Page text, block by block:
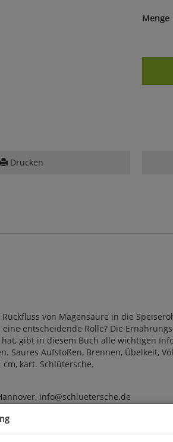
Menge
Drucken
von Magensäure in die
entscheidende Rolle? Die
gibt in diesem Buch alle wichtigen
Aufstoßen, Brennen, Übelkeit,
cm, kart. Schlütersche.
info@schluetersche.de